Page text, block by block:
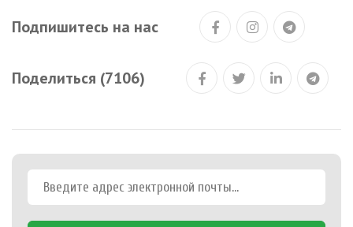
Подпишитесь на нас
Поделиться (7106)